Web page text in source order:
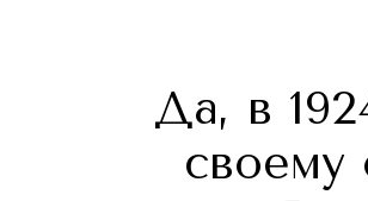
Да, в
своему